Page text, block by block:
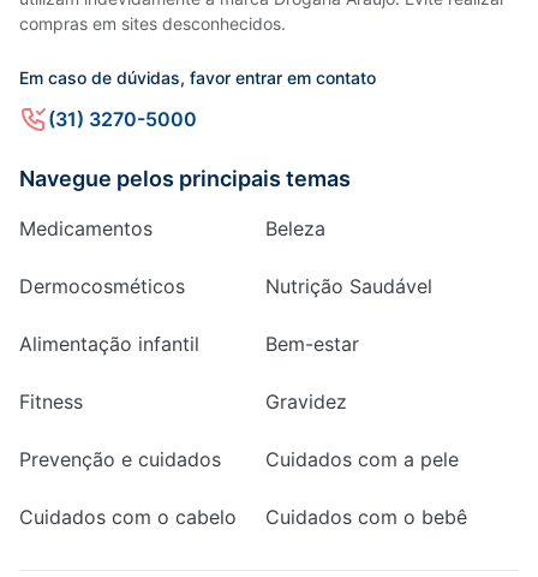
compras em sites desconhecidos.
Em caso de dúvidas, favor entrar em contato
(31) 3270-5000
Navegue pelos principais temas
Medicamentos Beleza
Dermocosméticos Nutrição Saudável
Alimentação infantil Bem-estar
Fitness Gravidez
Prevenção e cuidados Cuidados com a pele
Cuidados com o cabelo Cuidados com o bebê